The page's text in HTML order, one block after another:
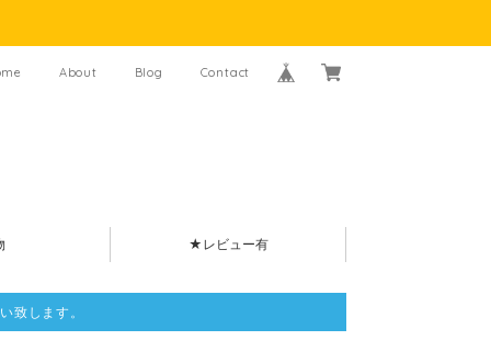
About Blog Contact
★レビュー有
致します。